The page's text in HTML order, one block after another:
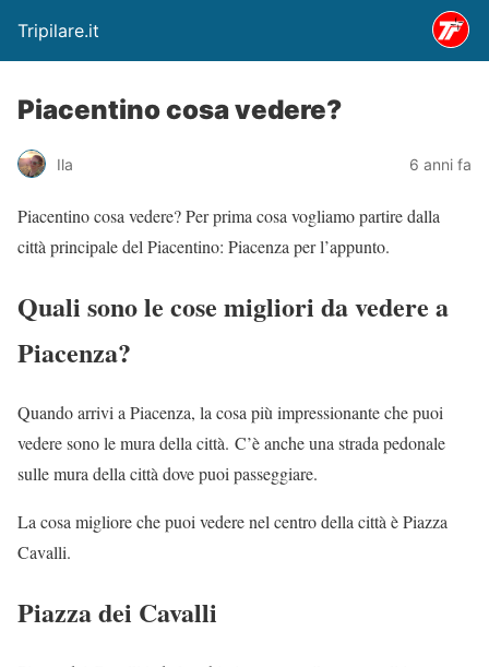
Tripilare.it
Piacentino cosa vedere?
Ila 6 anni fa
Piacentino cosa vedere? Per prima cosa vogliamo partire dalla
città principale del Piacentino: Piacenza per l’appunto.
Quali sono le cose migliori da vedere a
Piacenza?
Quando arrivi a Piacenza, la cosa più impressionante che puoi
vedere sono le mura della città. C’è anche una strada pedonale
sulle mura della città dove puoi passeggiare.
La cosa migliore che puoi vedere nel centro della città è Piazza
Cavalli.
Piazza dei Cavalli